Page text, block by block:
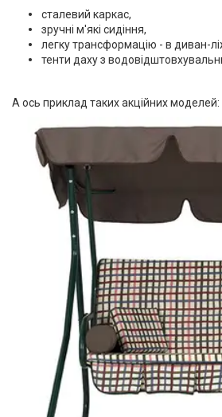
сталевий каркас,
зручні м'які сидіння,
легку трансформацію - в диван-
тенти даху з
А ось приклад таких акційних моделей: